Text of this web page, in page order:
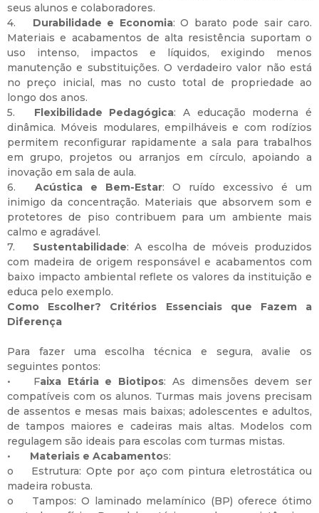
seus alunos e colaboradores.
4.
Durabilidade e Economia: O barato pode sair caro.
Materiais e acabamentos de alta resistência suportam o
uso intenso, impactos e líquidos, exigindo menos
manutenção e substituições. O verdadeiro valor não está
no preço inicial, mas no custo total de propriedade ao
longo dos anos.
5.
Flexibilidade Pedagógica: A educação moderna é
dinâmica. Móveis modulares, empilháveis e com rodízios
permitem reconfigurar rapidamente a sala para trabalhos
em grupo, projetos ou arranjos em círculo, apoiando a
inovação em sala de aula.
6.
Acústica e Bem-Estar: O ruído excessivo é um
inimigo da concentração. Materiais que absorvem som e
protetores de piso contribuem para um ambiente mais
calmo e agradável.
7.
Sustentabilidade: A escolha de móveis produzidos
com madeira de origem responsável e acabamentos com
baixo impacto ambiental reflete os valores da instituição e
educa pelo exemplo.
Como Escolher? Critérios Essenciais que Fazem a
Diferença
Para fazer uma escolha técnica e segura, avalie os
seguintes pontos:
•
Faixa Etária e Biotipos: As dimensões devem ser
compatíveis com os alunos. Turmas mais jovens precisam
de assentos e mesas mais baixas; adolescentes e adultos,
de tampos maiores e cadeiras mais altas. Modelos com
regulagem são ideais para escolas com turmas mistas.
•
Materiais e Acabamentos:
o
Estrutura: Opte por aço com pintura eletrostática ou
madeira robusta.
o
Tampos: O laminado melamínico (BP) oferece ótimo